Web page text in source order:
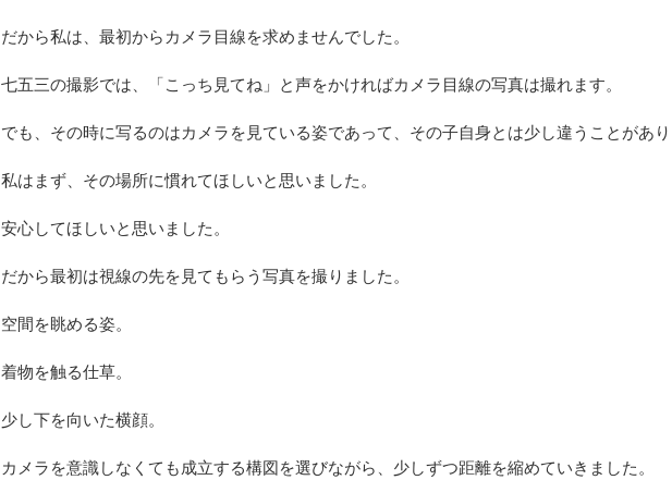
だから私は、最初からカメラ目線を求めませんでした。
七五三の撮影では、「こっち見てね」と声をかければカメラ目線の写真は撮れます。
でも、その時に写るのはカメラを見ている姿であって、その子自身とは少し違うことがあ
私はまず、その場所に慣れてほしいと思いました。
安心してほしいと思いました。
だから最初は視線の先を見てもらう写真を撮りました。
空間を眺める姿。
着物を触る仕草。
少し下を向いた横顔。
カメラを意識しなくても成立する構図を選びながら、少しずつ距離を縮めていきました。